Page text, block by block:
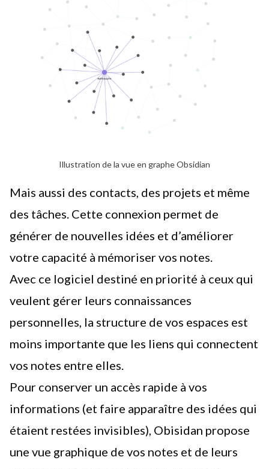
Illustration de la vue en graphe Obsidian
Mais aussi des contacts, des projets et même
des tâches. Cette connexion permet de
générer de nouvelles idées et d’améliorer
votre capacité à mémoriser vos notes.
Avec ce logiciel destiné en priorité à ceux qui
veulent gérer leurs connaissances
personnelles, la structure de vos espaces est
moins importante que les liens qui connectent
vos notes entre elles.
Pour conserver un accès rapide à vos
informations (et faire apparaître des idées qui
étaient restées invisibles), Obisidan propose
une vue graphique de vos notes et de leurs